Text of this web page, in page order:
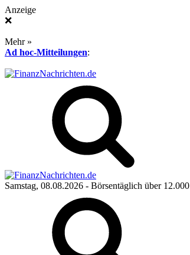
Anzeige
❌
Mehr »
Ad hoc-Mitteilungen:
Samstag, 08.08.2026 - Börsentäglich über